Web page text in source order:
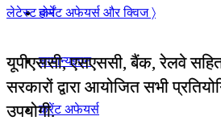
होम
सामान्यज्ञान
करेंट अफेयर्स
लेटेस्ट कर्रेंट अफेयर्स और क्विज 〉
यूपीएससी, एसएससी, बैंक, रेलवे
सरकारों द्वारा आयोजित सभी
उपयोगी.